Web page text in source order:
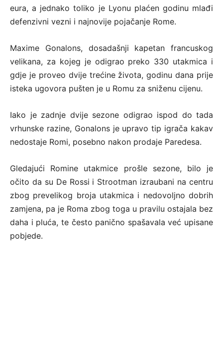
eura, a jednako toliko je Lyonu plaćen godinu mlađi
defenzivni vezni i najnovije pojačanje Rome.
Maxime Gonalons, dosadašnji kapetan francuskog
velikana, za kojeg je odigrao preko 330 utakmica i
gdje je proveo dvije trećine života, godinu dana prije
isteka ugovora pušten je u Romu za sniženu cijenu.
Iako je zadnje dvije sezone odigrao ispod do tada
vrhunske razine, Gonalons je upravo tip igrača kakav
nedostaje Romi, posebno nakon prodaje Paredesa.
Gledajući Romine utakmice prošle sezone, bilo je
očito da su De Rossi i Strootman izraubani na centru
zbog prevelikog broja utakmica i nedovoljno dobrih
zamjena, pa je Roma zbog toga u pravilu ostajala bez
daha i pluća, te često panično spašavala već upisane
pobjede.